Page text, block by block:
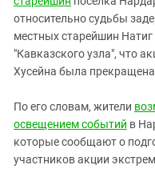
относительно судьбы
местных старейшин
"Кавказского узла", что
Хусейна была
По его словам, жители
освещением событий в
которые сообщают о
участников акции